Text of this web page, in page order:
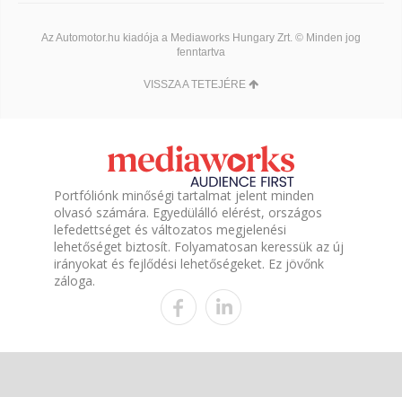
Az Automotor.hu kiadója a Mediaworks Hungary Zrt. © Minden jog
fenntartva
VISSZA A TETEJÉRE
Portfóliónk minőségi tartalmat jelent minden
olvasó számára. Egyedülálló elérést, országos
lefedettséget és változatos megjelenési
lehetőséget biztosít. Folyamatosan keressük az új
irányokat és fejlődési lehetőségeket. Ez jövőnk
záloga.